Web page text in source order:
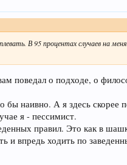
В 95 процентах случаев на
поведал о подходе, о
наивно. А я здесь скорее
я - пессимист.
правил. Это как в
и впредь ходить по